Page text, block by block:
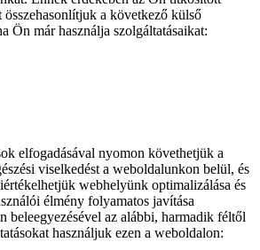
összehasonlítjuk a következő külső
Ön már használja szolgáltatásaikat:
elfogadásával nyomon követhetjük a
viselkedést a weboldalunkon belül, és
webhelyünk optimalizálása és
élmény folyamatos javítása
beleegyezésével az alábbi, harmadik féltől
használjuk ezen a weboldalon: